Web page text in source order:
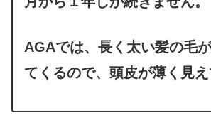
AGAでは、長く太い髪の毛
てくるので、頭皮が薄く見え